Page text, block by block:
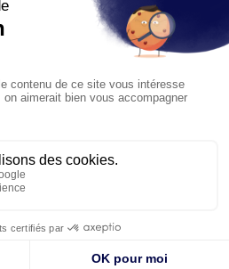
pastorale du pape Léon
Assise à suivre sur KTO le
août
en Uruguay, Argentine et
du 6 au 17 novembre 2026